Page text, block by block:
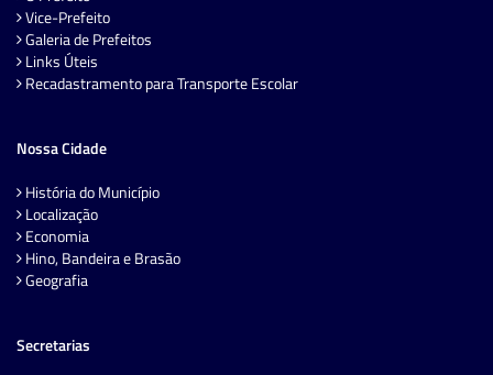
Vice-Prefeito
Galeria de Prefeitos
Links Úteis
Recadastramento para Transporte Escolar
Nossa Cidade
História do Município
Localização
Economia
Hino, Bandeira e Brasão
Geografia
Secretarias